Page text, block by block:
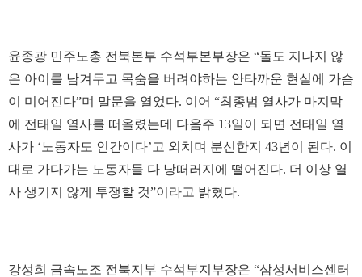
윤종광 민주노총 전북본부 수석부본부장은 “돌도 지나지 않
은 아이를 남겨두고 목숨을 버려야하는 안타까운 현실에 가슴
이 미어진다”며 말문을 열었다. 이어 “최종범 열사가 마지막
에 전태일 열사를 떠올렸는데 다음주 13일이 되면 전태일 열
사가 ‘노동자도 인간이다’고 외치며 분신한지 43년이 된다. 이
대로 가다가는 노동자들 다 낭떠러지에 떨어진다. 더 이상 열
사 생기지 않게 투쟁할 것”이라고 밝혔다.
강성희 금속노조 전북지부 수석부지부장은 “삼성서비스센터